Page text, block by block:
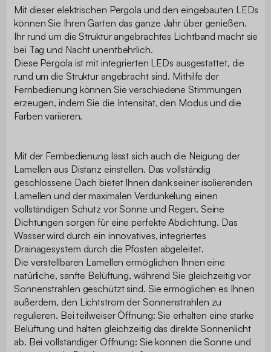
Mit dieser elektrischen Pergola und den eingebauten LEDs
können Sie Ihren Garten das ganze Jahr über genießen.
Ihr rund um die Struktur angebrachtes Lichtband macht sie
bei Tag und Nacht unentbehrlich.
Diese Pergola ist mit integrierten LEDs ausgestattet, die
rund um die Struktur angebracht sind. Mithilfe der
Fernbedienung können Sie verschiedene Stimmungen
erzeugen, indem Sie die Intensität, den Modus und die
Farben variieren.
Mit der Fernbedienung lässt sich auch die Neigung der
Lamellen aus Distanz einstellen. Das vollständig
geschlossene Dach bietet Ihnen dank seiner isolierenden
Lamellen und der maximalen Verdunkelung einen
vollständigen Schutz vor Sonne und Regen. Seine
Dichtungen sorgen für eine perfekte Abdichtung. Das
Wasser wird durch ein innovatives, integriertes
Drainagesystem durch die Pfosten abgeleitet.
Die verstellbaren Lamellen ermöglichen Ihnen eine
natürliche, sanfte Belüftung, während Sie gleichzeitig vor
Sonnenstrahlen geschützt sind. Sie ermöglichen es Ihnen
außerdem, den Lichtstrom der Sonnenstrahlen zu
regulieren. Bei teilweiser Öffnung: Sie erhalten eine starke
Belüftung und halten gleichzeitig das direkte Sonnenlicht
ab. Bei vollständiger Öffnung: Sie können die Sonne und